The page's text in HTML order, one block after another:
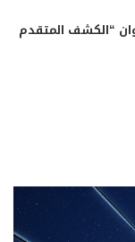
“الكشف المتقدم